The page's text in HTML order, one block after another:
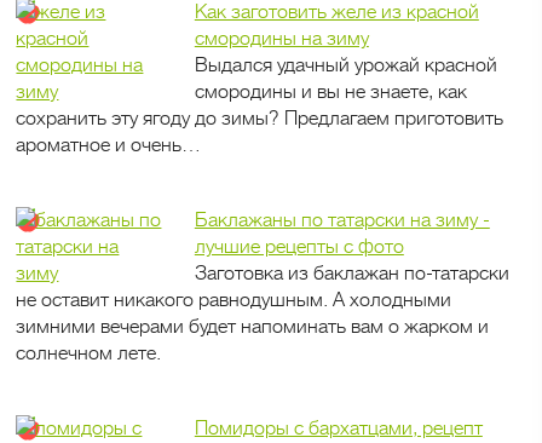
Как заготовить желе из красной
смородины на зиму
Выдался удачный урожай красной
смородины и вы не знаете, как
сохранить эту ягоду до зимы? Предлагаем приготовить
ароматное и очень…
Баклажаны по татарски на зиму -
лучшие рецепты с фото
Заготовка из баклажан по-татарски
не оставит никакого равнодушным. А холодными
зимними вечерами будет напоминать вам о жарком и
солнечном лете.
Помидоры с бархатцами, рецепт